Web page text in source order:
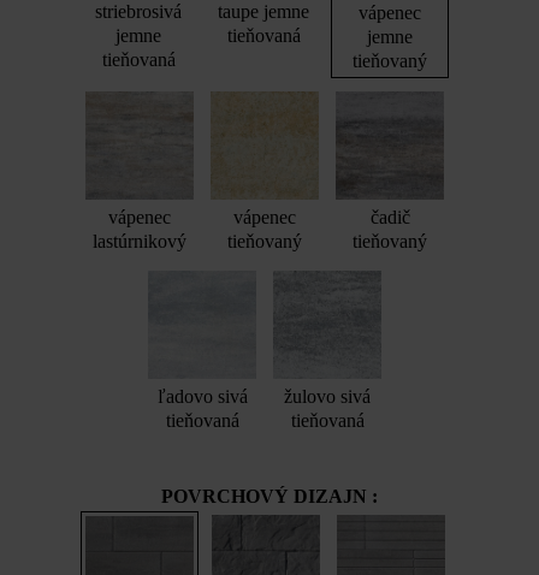
striebrosivá
jemne
tieňovaná
taupe jemne
tieňovaná
vápenec
jemne
tieňovaný
vápenec
lastúrnikový
vápenec
tieňovaný
čadič
tieňovaný
ľadovo sivá
tieňovaná
žulovo sivá
tieňovaná
POVRCHOVÝ DIZAJN :